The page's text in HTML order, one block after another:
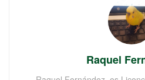
Raquel